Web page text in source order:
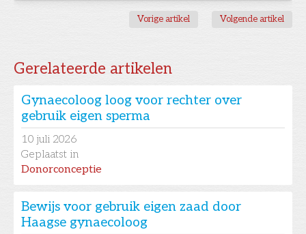
Vorige artikel Volgende artikel
Gerelateerde artikelen
Gynaecoloog loog voor rechter over
gebruik eigen sperma
10 juli 2026
Geplaatst in
Donorconceptie
Bewijs voor gebruik eigen zaad door
Haagse gynaecoloog